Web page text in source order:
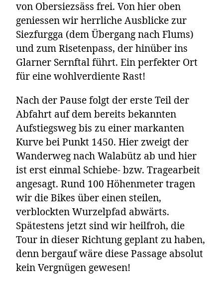
von Obersiezsäss frei. Von hier oben
geniessen wir herrliche Ausblicke zur
Siezfurgga (dem Übergang nach Flums)
und zum Risetenpass, der hinüber ins
Glarner Sernftal führt. Ein perfekter Ort
für eine wohlverdiente Rast!
Nach der Pause folgt der erste Teil der
Abfahrt auf dem bereits bekannten
Aufstiegsweg bis zu einer markanten
Kurve bei Punkt 1450. Hier zweigt der
Wanderweg nach Walabütz ab und hier
ist erst einmal Schiebe- bzw. Tragearbeit
angesagt. Rund 100 Höhenmeter tragen
wir die Bikes über einen steilen,
verblockten Wurzelpfad abwärts.
Spätestens jetzt sind wir heilfroh, die
Tour in dieser Richtung geplant zu haben,
denn bergauf wäre diese Passage absolut
kein Vergnügen gewesen!